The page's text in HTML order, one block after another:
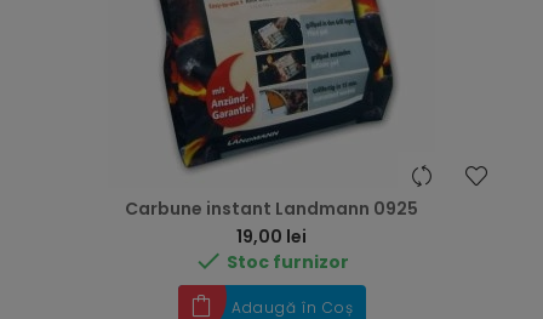
Carbune instant Landmann 0925
19,00 lei
 Stoc furnizor
Adaugă în Coș